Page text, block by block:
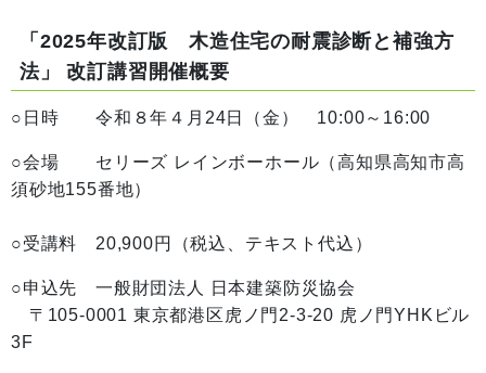
「2025年改訂版 木造住宅の耐震診断と補強方
法」 改訂講習開催概要
○日時 令和８年４月24日（金） 10:00～16:00
○会場 セリーズ レインボーホール（高知県高知市高
須砂地155番地）
○受講料 20,900円（税込、テキスト代込）
○申込先 一般財団法人 日本建築防災協会
〒105-0001 東京都港区虎ノ門2-3-20 虎ノ門YHKビル
3F